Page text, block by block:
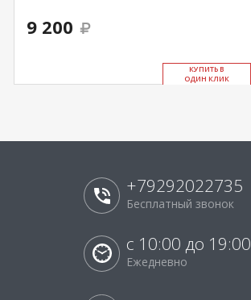
9 200
КУ­ПИТЬ В
ОДИН КЛИК
+79292022735
Бесплатный звонок
с 10:00 до 19:00
Ежедневно